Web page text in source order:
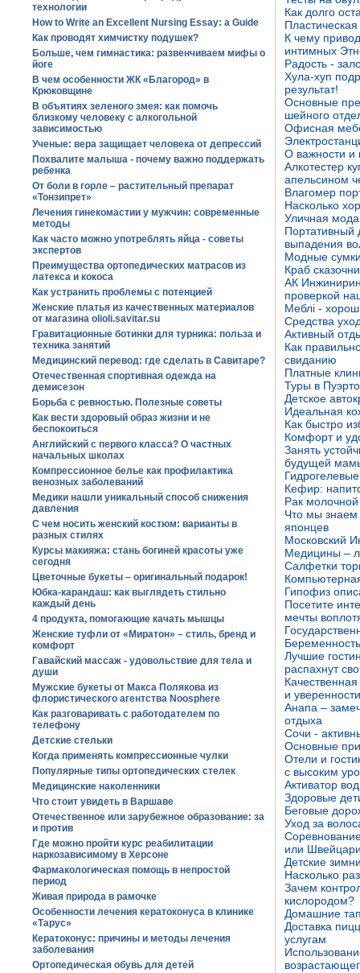
технологии
How to Write an Excellent Nursing Essay: a Guide
Как проводят химчистку подушек?
Больше, чем гимнастика: развенчиваем мифы о
йоге
В чем особенности ЖК «Благород» в
Крюковщине
В объятиях зеленого змея: как помочь
близкому человеку с алкогольной
зависимостью
Ученые: вера защищает человека от депрессий
Похвалите малыша - почему важно поддержать
ребенка
От боли в горле – растительный препарат
«Тонзипрет»
Лечения гинекомастии у мужчин: современные
методы
Как часто можно употреблять яйца - советы
экспертов
Преимущества ортопедических матрасов из
латекса и кокоса
Как устранить проблемы с потенцией
Женские платья из качественных материалов
от магазина olioli.savitar.su
Гравитационные ботинки для турника: польза и
техника занятий
Медицинский перевод: где сделать в Савитаре?
Отечественная спортивная одежда на
демисезон
Борьба с ревностью. Полезные советы
Как вести здоровый образ жизни и не
беспокоиться
Английский с первого класса? О частных
начальных школах
Компрессионное белье как профилактика
венозных заболеваний
Медики нашли уникальный способ снижения
давления
С чем носить женский костюм: варианты в
разных стилях
Курсы макияжа: стань богиней красоты уже
сегодня
Цветочные букеты – оригинальный подарок!
Юбка-карандаш: как выглядеть стильно
каждый день
4 продукта, помогающие качать мышцы
Женские туфли от «Миратон» – стиль, бренд и
комфорт
Гавайский массаж - удовольствие для тела и
души
Мужские букеты от Макса Полякова из
флористического агентства Noosphere
Как разговаривать с работодателем по
телефону
Детские стельки
Когда применять компрессионные чулки
Популярные типы ортопедических стелек
Медицинские наколенники
Что стоит увидеть в Варшаве
Отечественное или зарубежное образование: за
и против
Где можно пройти курс реабилитации
наркозависимому в Херсоне
Фармакологическая помощь в непростой
период
Живая природа в рамочке
Особенности лечения кератоконуса в клинике
«Тарус»
Кератоконус: причины и методы лечения
заболевания
Ортопедическая обувь для детей
Как долго
К чему
интимных
Радость -
Хула-хуп
результат!
Основные
шейного
Офисная
О важности и
Алкотестер
апельсином
Влагомер
Насколько
Уличная
Портативный
выпадения
Модные
Краб
АК
проверкой
Меблі -
Средства
Активный
Как
свиданию
Платные
Туры в
Детское
Идеальная
Как быстро
Комфорт и
Занять
будущей
Кефир:
Рак
Что мы знаем
японцев
Московский
Медицины –
Салфетки
Гипофиз
Посетите
мечты
Лучшие
распахнут
и
Анапа –
отдыха
Сочи -
Основные
Отели и
с высоким
Активатор
Здоровые
Беговые
Уход за
или
Детские
Насколько
Зачем
кислородом?
Домашние
Доставка
услугам